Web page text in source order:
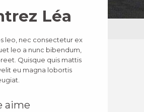
Léa
leo, nec consectetur ex
leo a nunc bibendum,
Quisque quis mattis
eu magna lobortis
aime